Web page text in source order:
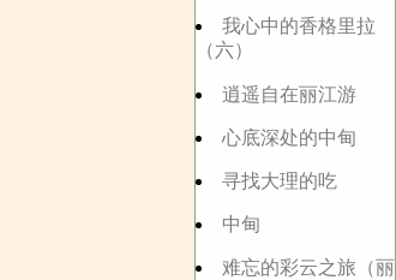
我心中的香格里拉
（六）
逍遥自在丽江游
心底深处的中甸
寻找大理的吃
中甸
难忘的彩云之旅（丽